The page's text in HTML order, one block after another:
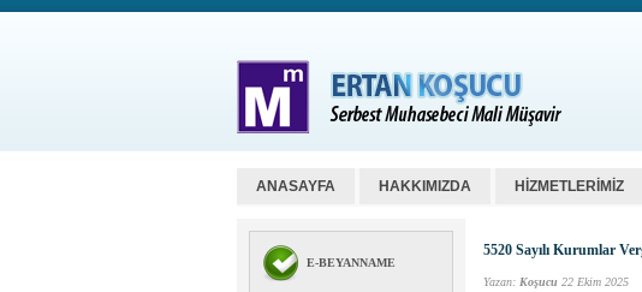
ANASAYFA HAKKIMIZDA HİZMETLERİMİZ
E-BEYANNAME
5520 Sayılı Kurumlar
Yazan: Koşucu 22 Ekim 2025